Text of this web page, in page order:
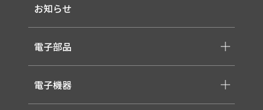
-会社概要
-採用情報
お知らせ
電子部品
-スイッチ ・ジャック ・コネクタ・LED
-ケーブル・ハーネス・FFC
-医療用 ACアダプター
電子機器
-低温用LED照明